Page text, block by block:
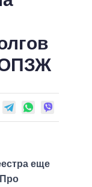
ОПЗЖ
еще